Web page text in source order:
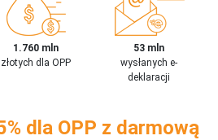
1.760 mln
złotych dla OPP
53 mln
wysłanych e-
deklaracji
dla OPP z darmową